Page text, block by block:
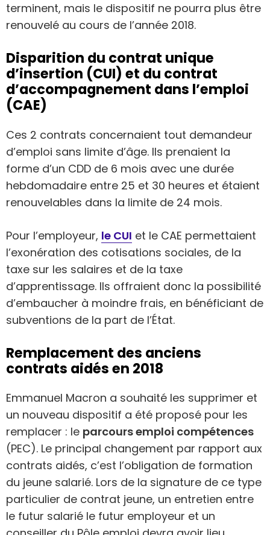
terminent, mais le dispositif ne pourra plus être
renouvelé au cours de l’année 2018.
Disparition du contrat unique
d’insertion (CUI) et du contrat
d’accompagnement dans l’emploi
(CAE)
Ces 2 contrats concernaient tout demandeur
d’emploi sans limite d’âge. Ils prenaient la
forme d’un CDD de 6 mois avec une durée
hebdomadaire entre 25 et 30 heures et étaient
renouvelables dans la limite de 24 mois.
Pour l’employeur, le CUI et le CAE permettaient
l’exonération des cotisations sociales, de la
taxe sur les salaires et de la taxe
d’apprentissage. Ils offraient donc la possibilité
d’embaucher à moindre frais, en bénéficiant de
subventions de la part de l’État.
Remplacement des anciens
contrats aidés en 2018
Emmanuel Macron a souhaité les supprimer et
un nouveau dispositif a été proposé pour les
remplacer : le parcours emploi compétences
(PEC). Le principal changement par rapport aux
contrats aidés, c’est l’obligation de formation
du jeune salarié. Lors de la signature de ce type
particulier de contrat jeune, un entretien entre
le futur salarié le futur employeur et un